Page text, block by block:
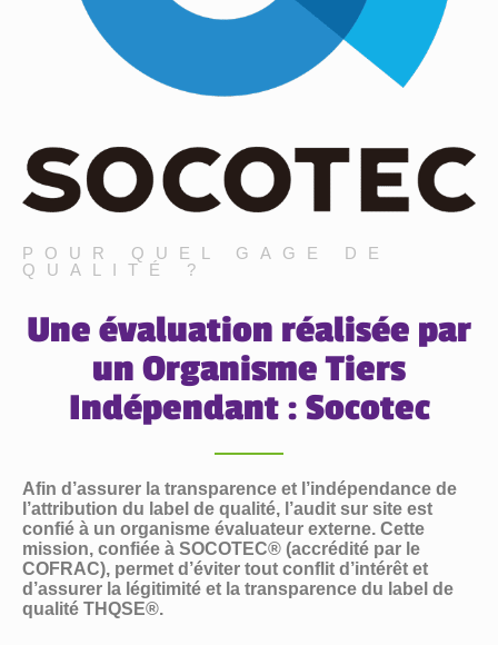
POUR QUEL GAGE DE
QUALITÉ ?
Une évaluation réalisée par
un Organisme Tiers
Indépendant : Socotec
Afin d’assurer la transparence et l’indépendance de
l’attribution du label de qualité, l’audit sur site est
confié à un organisme évaluateur externe. Cette
mission, confiée à SOCOTEC® (accrédité par le
COFRAC), permet d’éviter tout conflit d’intérêt et
d’assurer la légitimité et la transparence du label de
qualité THQSE®.